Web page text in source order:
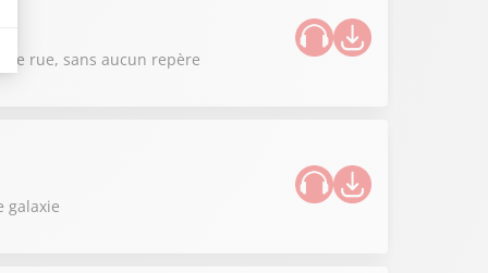
rue, sans aucun repère
galaxie